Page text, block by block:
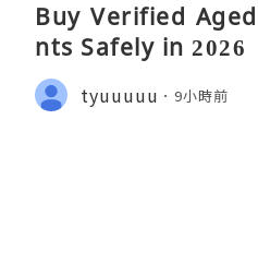
Buy Verified
nts Safely in 2026
tyuuuuu 9小時前